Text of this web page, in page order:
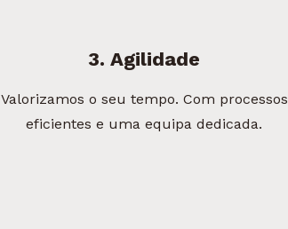
3. Agilidade
Valorizamos o seu tempo. Com processos
eficientes e uma equipa dedicada.